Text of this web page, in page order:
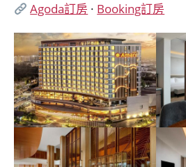
Agoda訂房 · Booking訂房